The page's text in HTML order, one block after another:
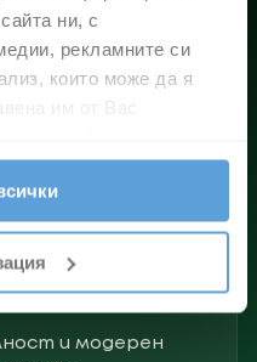
ни, с
рекламните си
които може да я
им от Вас
услугите им.
пакети
(15 TV канала (4
и модерен